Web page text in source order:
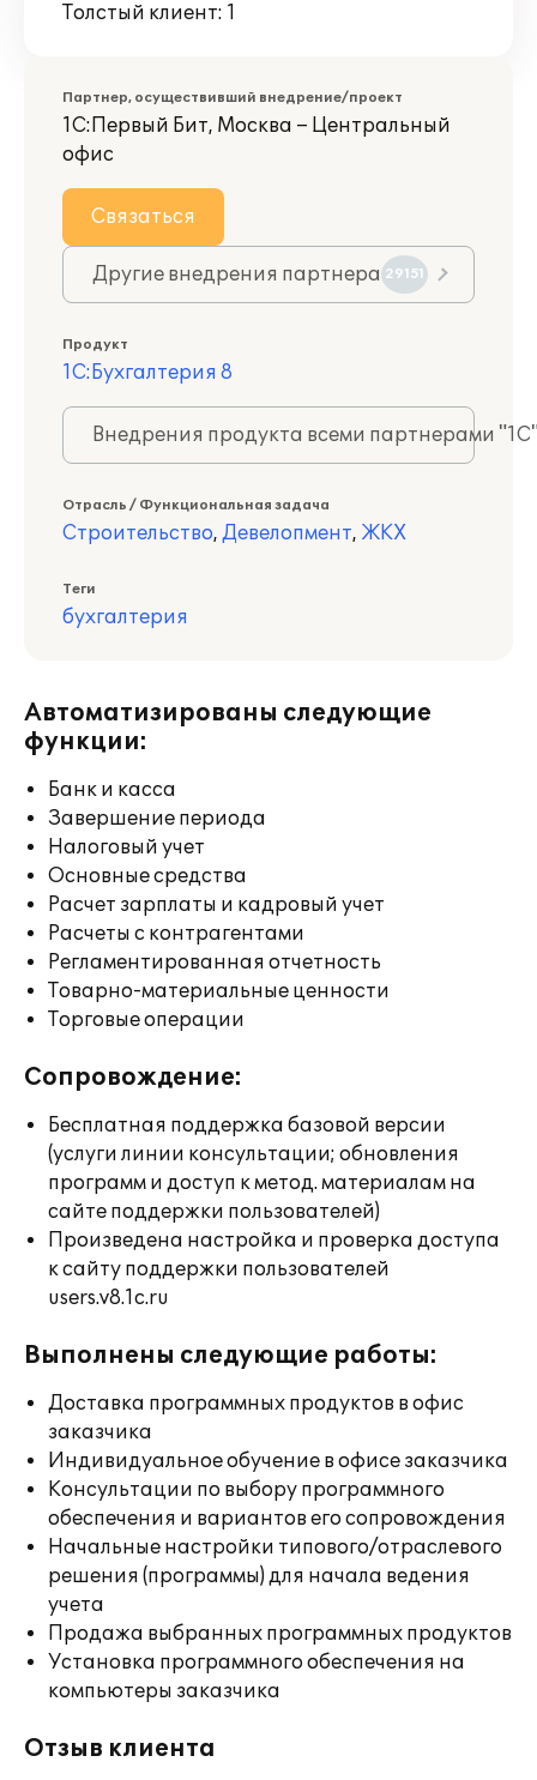
Толстый клиент: 1
Партнер, осуществивший внедрение/проект
1С:Первый Бит, Москва – Центральный
офис
Связаться
Другие внедрения партнера 29151
Продукт
1С:Бухгалтерия 8
Внедрения продукта всеми партнерами
Отрасль / Функциональная задача
Строительство, Девелопмент, ЖКХ
Теги
бухгалтерия
Автоматизированы следующие
функции:
Банк и касса
Завершение периода
Налоговый учет
Основные средства
Расчет зарплаты и кадровый учет
Расчеты с контрагентами
Регламентированная отчетность
Товарно-материальные ценности
Торговые операции
Сопровождение:
Бесплатная поддержка базовой версии
(услуги линии консультации; обновления
программ и доступ к метод. материалам на
сайте поддержки пользователей)
Произведена настройка и проверка доступа
к сайту поддержки пользователей
users.v8.1c.ru
Выполнены следующие работы:
Доставка программных продуктов в офис
заказчика
Индивидуальное обучение в офисе заказчика
Консультации по выбору программного
обеспечения и вариантов его сопровождения
Начальные настройки типового/отраслевого
решения (программы) для начала ведения
учета
Продажа выбранных программных продуктов
Установка программного обеспечения на
компьютеры заказчика
Отзыв клиента